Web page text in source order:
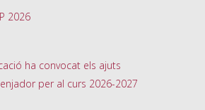
2026
ha convocat els ajuts
per al curs 2026-2027